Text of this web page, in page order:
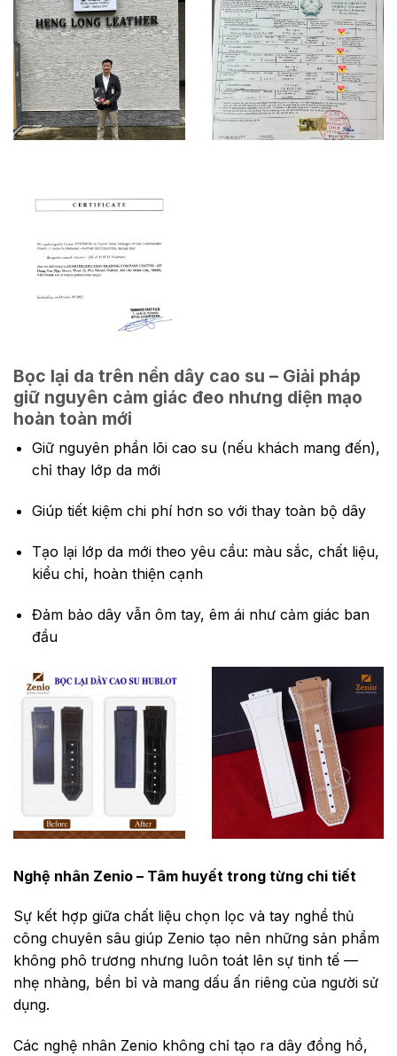
Bọc lại da trên nền dây cao su – Giải pháp
giữ nguyên cảm giác đeo nhưng diện mạo
hoàn toàn mới
Giữ nguyên phần lõi cao su (nếu khách mang đến),
chỉ thay lớp da mới
Giúp tiết kiệm chi phí hơn so với thay toàn bộ dây
Tạo lại lớp da mới theo yêu cầu: màu sắc, chất liệu,
kiểu chỉ, hoàn thiện cạnh
Đảm bảo dây vẫn ôm tay, êm ái như cảm giác ban
đầu
Nghệ nhân Zenio – Tâm huyết trong từng chi tiết
Sự kết hợp giữa chất liệu chọn lọc và tay nghề thủ
công chuyên sâu giúp Zenio tạo nên những sản phẩm
không phô trương nhưng luôn toát lên sự tinh tế —
nhẹ nhàng, bền bỉ và mang dấu ấn riêng của người sử
dụng.
Các nghệ nhân Zenio không chỉ tạo ra dây đồng hồ,